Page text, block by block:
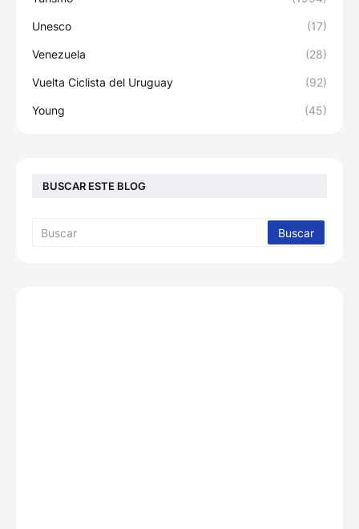
Unesco (17)
Venezuela (28)
Vuelta Ciclista del Uruguay (92)
Young (45)
BUSCAR ESTE BLOG